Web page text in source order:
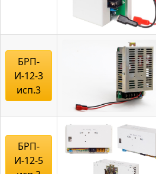
БРП-
И-12-3
исп.3
БРП-
И-12-5